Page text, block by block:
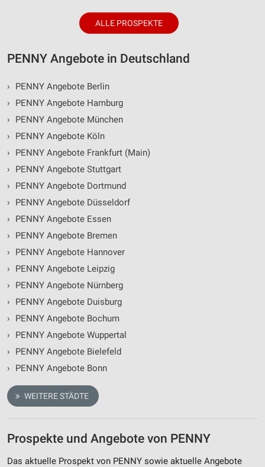
ALLE PROSPEKTE
PENNY Angebote in Deutschland
›
PENNY Angebote Berlin
›
PENNY Angebote Hamburg
›
PENNY Angebote München
›
PENNY Angebote Köln
›
PENNY Angebote Frankfurt (Main)
›
PENNY Angebote Stuttgart
›
PENNY Angebote Dortmund
›
PENNY Angebote Düsseldorf
›
PENNY Angebote Essen
›
PENNY Angebote Bremen
›
PENNY Angebote Hannover
›
PENNY Angebote Leipzig
›
PENNY Angebote Nürnberg
›
PENNY Angebote Duisburg
›
PENNY Angebote Bochum
›
PENNY Angebote Wuppertal
›
PENNY Angebote Bielefeld
›
PENNY Angebote Bonn
WEITERE STÄDTE
Prospekte und Angebote von PENNY
Das aktuelle Prospekt von PENNY sowie aktuelle Angebote